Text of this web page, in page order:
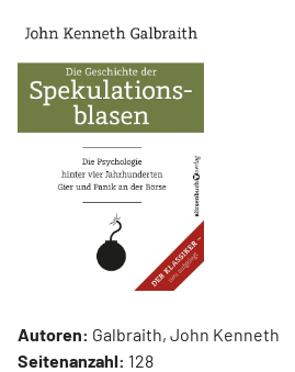
Autoren: Galbraith, John Kenneth
Seitenanzahl: 128